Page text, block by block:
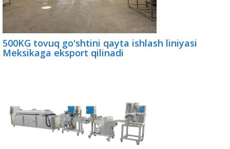
500KG tovuq go'shtini qayta ishlash liniyasi
Meksikaga eksport qilinadi